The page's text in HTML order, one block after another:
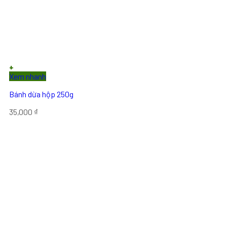
+
Xem nhanh
Bánh dừa hộp 250g
35,000 ₫